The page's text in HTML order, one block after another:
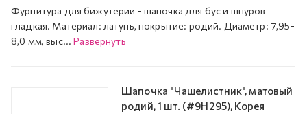
Фурнитура для бижутерии - шапочка для бус и шнуров
гладкая. Материал: латунь, покрытие: родий. Диаметр: 7,95-
8,0 мм, выс...Развернуть
Шапочка "Чашелистник", матовый
родий, 1 шт. (#9H295), Корея